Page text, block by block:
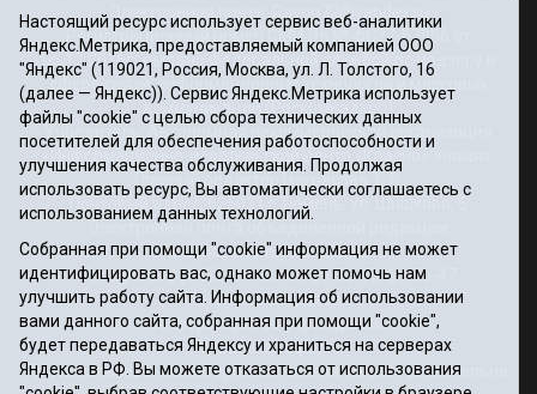
Rayon72@yandex.ru
Регистрационный номер СМИ Эл № ФС77-67956 от
06.12.2016г., выдано Федеральной службой по надзору в
сфере связи, информационных технологий и массовых
коммуникаций (Роскомнадзор)
Учредитель: Автономная некоммерческая организация
«Информационно-издательский центр «Красное знамя».
Главный редактор Некрасова Т. В.
Почтовый адрес: 625031 г.Тюмень. ул. Шишкова, 6
Электронная почта объединенной редакции:
krasnoeznam@rambler.ru
Телефоны 8 (3452) 34-80-60, 69-56-73, 69-56-47
Политика оператора
Информация об учреждении
Публичная оферта
При использовании материалов ссылка на сайт обязательна.
Настоящий ресурс использует сервис веб-аналитики
Яндекс.Метрика, предоставляемый компанией ООО
"Яндекс" (119021, Россия, Москва, ул. Л. Толстого, 16
(далее — Яндекс)). Сервис Яндекс.Метрика использует
файлы "cookie" с целью сбора технических данных
посетителей для обеспечения работоспособности и
улучшения качества обслуживания. Продолжая
использовать ресурс, Вы автоматически соглашаетесь с
использованием данных технологий.
Собранная при помощи "cookie" информация не может
идентифицировать вас, однако может помочь нам
улучшить работу сайта. Информация об использовании
вами данного сайта, собранная при помощи "cookie",
будет передаваться Яндексу и храниться на серверах
Яндекса в РФ. Вы можете отказаться от использования